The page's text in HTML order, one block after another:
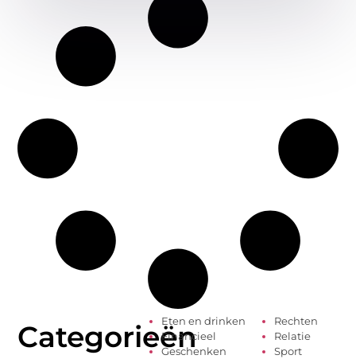
CategorieënEten en drinken
Financieel
Geschenken
Rechten
Relatie
Sport